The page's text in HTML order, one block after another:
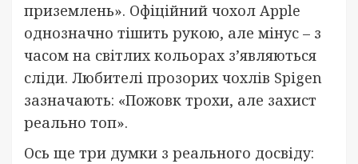
приземлень». Офіційний чохол Apple
однозначно тішить рукою, але мінус – з
часом на світлих кольорах з’являються
сліди. Любителі прозорих чохлів Spigen
зазначають: «Пожовк трохи, але захист
реально топ».
Ось ще три думки з реального досвіду: